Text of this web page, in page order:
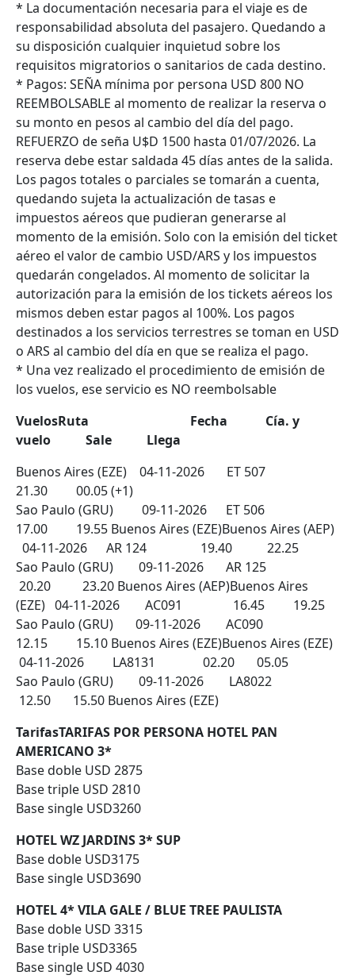
* La documentación necesaria para el viaje es de
responsabilidad absoluta del pasajero. Quedando a
su disposición cualquier inquietud sobre los
requisitos migratorios o sanitarios de cada destino.
* Pagos: SEÑA mínima por persona USD 800 NO
REEMBOLSABLE al momento de realizar la reserva o
su monto en pesos al cambio del día del pago.
REFUERZO de seña U$D 1500 hasta 01/07/2026. La
reserva debe estar saldada 45 días antes de la salida.
Los pagos totales o parciales se tomarán a cuenta,
quedando sujeta la actualización de tasas e
impuestos aéreos que pudieran generarse al
momento de la emisión. Solo con la emisión del ticket
aéreo el valor de cambio USD/ARS y los impuestos
quedarán congelados. Al momento de solicitar la
autorización para la emisión de los tickets aéreos los
mismos deben estar pagos al 100%. Los pagos
destinados a los servicios terrestres se toman en USD
o ARS al cambio del día en que se realiza el pago.
* Una vez realizado el procedimiento de emisión de
los vuelos, ese servicio es NO reembolsable
VuelosRuta Fecha Cía. y
vuelo Sale Llega
Buenos Aires (EZE) 04-11-2026 ET 507
21.30 00.05 (+1)
Sao Paulo (GRU) 09-11-2026 ET 506
17.00 19.55 Buenos Aires (EZE)Buenos Aires (AEP)
04-11-2026 AR 124 19.40 22.25
Sao Paulo (GRU) 09-11-2026 AR 125
20.20 23.20 Buenos Aires (AEP)Buenos Aires
(EZE) 04-11-2026 AC091 16.45 19.25
Sao Paulo (GRU) 09-11-2026 AC090
12.15 15.10 Buenos Aires (EZE)Buenos Aires (EZE)
04-11-2026 LA8131 02.20 05.05
Sao Paulo (GRU) 09-11-2026 LA8022
12.50 15.50 Buenos Aires (EZE)
TarifasTARIFAS POR PERSONA HOTEL PAN
AMERICANO 3*
Base doble USD 2875
Base triple USD 2810
Base single USD3260
HOTEL WZ JARDINS 3* SUP
Base doble USD3175
Base single USD3690
HOTEL 4* VILA GALE / BLUE TREE PAULISTA
Base doble USD 3315
Base triple USD3365
Base single USD 4030